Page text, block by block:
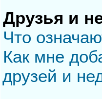
Друзья и
Что
Как мне
друзей и